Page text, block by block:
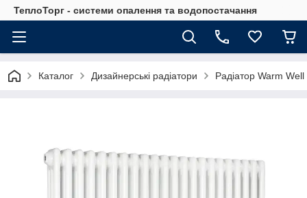
ТеплоТорг - системи опалення та водопостачання
Каталог Дизайнерські радіатори Радіатор Warm